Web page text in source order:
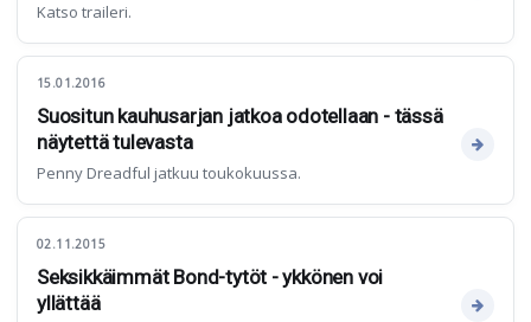
Katso traileri.
15.01.2016
Suositun kauhusarjan jatkoa odotellaan - tässä
näytettä tulevasta
Penny Dreadful jatkuu toukokuussa.
02.11.2015
Seksikkäimmät Bond-tytöt - ykkönen voi
yllättää